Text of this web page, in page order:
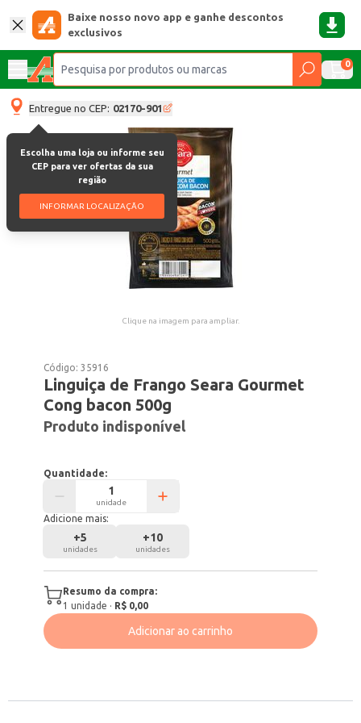
Baixe nosso novo app e ganhe descontos
exclusivos
0
Entregue no CEP: 02170-901
Escolha uma loja ou informe seu
CEP para ver ofertas da sua
região
INFORMAR LOCALIZAÇÃO
Clique na imagem para ampliar.
Código:35916
Linguiça de Frango Seara Gourmet
Cong bacon 500g
Produto indisponível
Quantidade:
unidade
Adicione mais:
+5
unidades
+10
unidades
Resumo da compra:
1 unidade · R$ 0,00
Adicionar ao carrinho